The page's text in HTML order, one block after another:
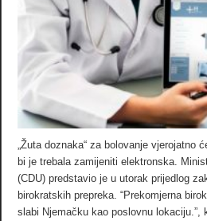
„Žuta doznaka“ za bolovanje vjerojatno
bi je trebala zamijeniti elektronska.
(CDU) predstavio je u utorak prijedlog
birokratskih prepreka. “Prekomjerna
slabi Njemačku kao poslovnu lokaciju.”,